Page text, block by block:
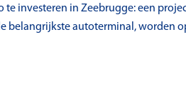
te investeren in Zeebrugge: een
belangrijkste autoterminal, worden